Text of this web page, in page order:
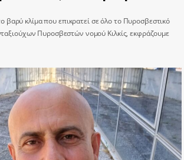
βαρύ κλίμα που επικρατεί σε όλο το Πυροσβεστικό
Πυροσβεστών νομού Κιλκίς, εκφράζουμε